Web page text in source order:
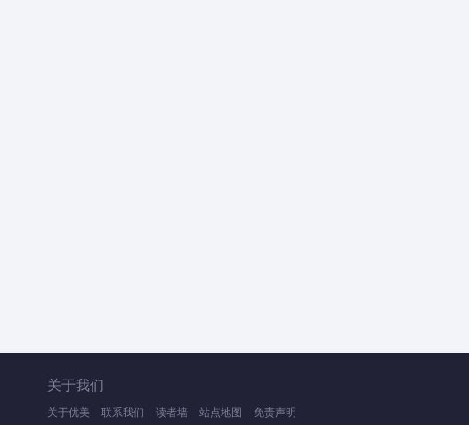
关于我们
关于优美 联系我们 读者墙 站点地图 免责声明